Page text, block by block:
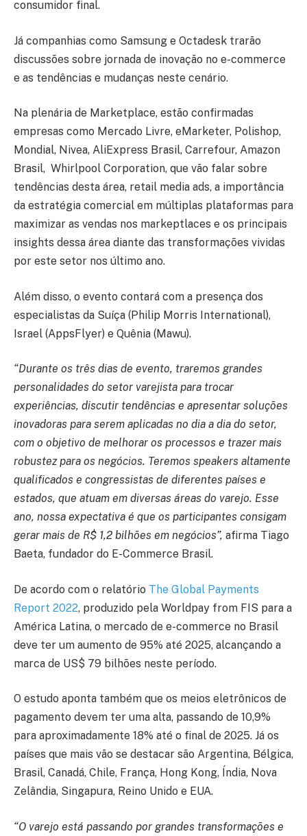
consumidor final.
Já companhias como Samsung e Octadesk trarão
discussões sobre jornada de inovação no e-commerce
e as tendências e mudanças neste cenário.
Na plenária de Marketplace, estão confirmadas
empresas como Mercado Livre, eMarketer, Polishop,
Mondial, Nivea, AliExpress Brasil, Carrefour, Amazon
Brasil, Whirlpool Corporation, que vão falar sobre
tendências desta área, retail media ads, a importância
da estratégia comercial em múltiplas plataformas para
maximizar as vendas nos markeptlaces e os principais
insights dessa área diante das transformações vividas
por este setor nos último ano.
Além disso, o evento contará com a presença dos
especialistas da Suíça (Philip Morris International),
Israel (AppsFlyer) e Quênia (Mawu).
“Durante os três dias de evento, traremos grandes
personalidades do setor varejista para trocar
experiências, discutir tendências e apresentar soluções
inovadoras para serem aplicadas no dia a dia do setor,
com o objetivo de melhorar os processos e trazer mais
robustez para os negócios. Teremos speakers altamente
qualificados e congressistas de diferentes países e
estados, que atuam em diversas áreas do varejo. Esse
ano, nossa expectativa é que os participantes consigam
gerar mais de R$ 1,2 bilhões em negócios”, afirma Tiago
Baeta, fundador do E-Commerce Brasil.
De acordo com o relatório The Global Payments
Report 2022, produzido pela Worldpay from FIS para a
América Latina, o mercado de e-commerce no Brasil
deve ter um aumento de 95% até 2025, alcançando a
marca de US$ 79 bilhões neste período.
O estudo aponta também que os meios eletrônicos de
pagamento devem ter uma alta, passando de 10,9%
para aproximadamente 18% até o final de 2025. Já os
países que mais vão se destacar são Argentina, Bélgica,
Brasil, Canadá, Chile, França, Hong Kong, Índia, Nova
Zelândia, Singapura, Reino Unido e EUA.
“O varejo está passando por grandes transformações e